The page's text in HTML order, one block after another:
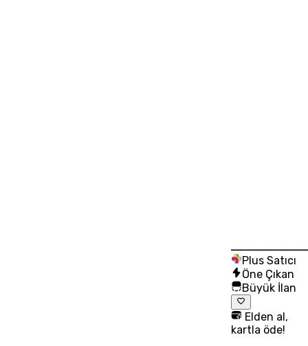
Plus Satıcı
Öne Çıkan
Büyük İlan
Elden al,
kartla öde!